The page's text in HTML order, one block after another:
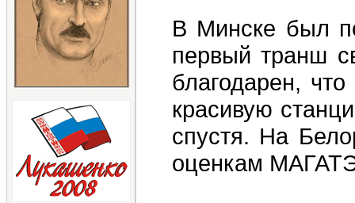
В Минске был
первый транш
благодарен,
красивую
спустя. На
оценкам